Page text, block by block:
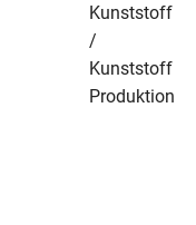
/
Produktion &